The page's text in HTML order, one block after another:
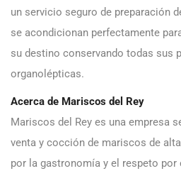
un servicio seguro de preparación
se acondicionan perfectamente
su destino conservando todas sus
organolépticas.
Acerca de Mariscos del Rey
Mariscos del Rey es una empresa
venta y cocción de mariscos de
por la gastronomía y el respeto por